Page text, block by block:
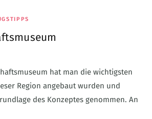
hat man die wichtigsten
Region angebaut wurden und
des Konzeptes genommen. An